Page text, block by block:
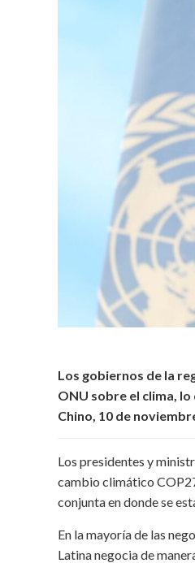
Los gobiernos de la
ONU sobre el clima,
Chino, 10 de
Los presidentes y
cambio climático
conjunta en donde se
En la mayoría de las
Latina negocia de